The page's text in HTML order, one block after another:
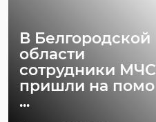
В Белгородской
области
сотрудники МЧС
пришли на помо
...